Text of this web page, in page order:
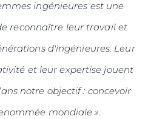
ingénieures est une
reconnaître leur travail et
d'ingénieures. Leur
et leur expertise jouent
notre objectif : concevoir
mondiale ».